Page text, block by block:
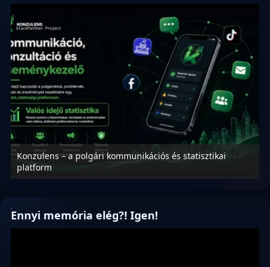
Konzulens – a polgári kommunikációs és statisztikai
platform
Ennyi memória elég?! Igen!